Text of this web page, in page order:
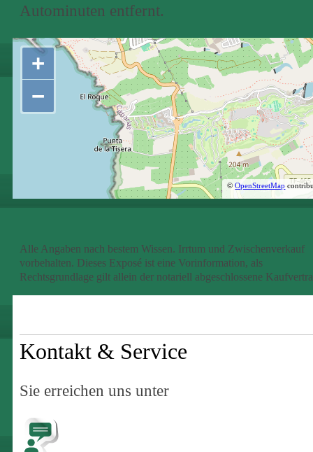
Autominuten entfernt.
+
−
©OpenStreetMap
Alle Angaben nach bestem Wissen. Irrtum und Zwischenverkauf
vorbehalten. Dieses Exposé ist eine Vorinformation, als
Rechtsgrundlage gilt allein der notariell abgeschlossene
Kontakt & Service
Sie erreichen uns unter